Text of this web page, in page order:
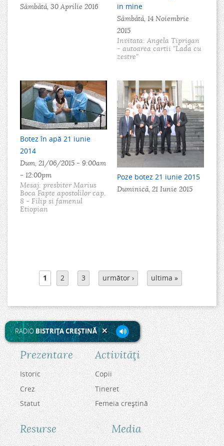
Sâmbătă, 30 Aprilie 2016
in mine
Sâmbătă, 14 Noiembrie
2015
Invitata: Angela Tiprigan
- autoarea cartii "Lada cu
zestre"
Botez în apă 21 iunie
2014
Dum, 21/06/2015 - 9:00am
- 12:00pm
Mesaj: presbiter Marius
Boca Fapte apostolilor cap.
8 - Filip si famenul
Etiopian
Poze botez 21 iunie 2015
Duminică, 21 Iunie 2015
i
n
i
1 2 3 următor › ultima »
RADIOBISTRIŢA CREŞTINĂ
Prezentare
Istoric
Crez
Statut
Activităţi
Copii
Tineret
Femeia creştină
Resurse Media